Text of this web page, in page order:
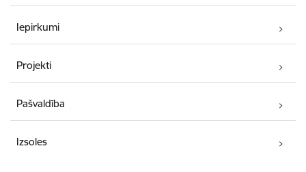
Iepirkumi
Projekti
Pašvaldība
Izsoles